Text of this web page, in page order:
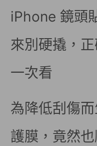
iPhone 鏡頭
來別硬撬，
一次看
為降低刮傷
護膜，竟然